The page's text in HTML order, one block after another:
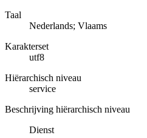
Taal
Nederlands; Vlaams
Karakterset
utf8
Hiërarchisch niveau
service
Beschrijving hiërarchisch niveau
Dienst